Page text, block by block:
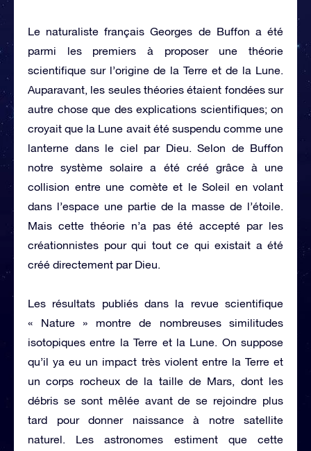
Le naturaliste français Georges de Buffon a été
parmi les premiers à proposer une théorie
scientifique sur l’origine de la Terre et de la Lune.
Auparavant, les seules théories étaient fondées sur
autre chose que des explications scientifiques; on
croyait que la Lune avait été suspendu comme une
lanterne dans le ciel par Dieu. Selon de Buffon
notre système solaire a été créé grâce à une
collision entre une comète et le Soleil en volant
dans l’espace une partie de la masse de l’étoile.
Mais cette théorie n’a pas été accepté par les
créationnistes pour qui tout ce qui existait a été
créé directement par Dieu.
Les résultats publiés dans la revue scientifique
« Nature » montre de nombreuses similitudes
isotopiques entre la Terre et la Lune. On suppose
qu’il ya eu un impact très violent entre la Terre et
un corps rocheux de la taille de Mars, dont les
débris se sont mêlée avant de se rejoindre plus
tard pour donner naissance à notre satellite
naturel. Les astronomes estiment que cette